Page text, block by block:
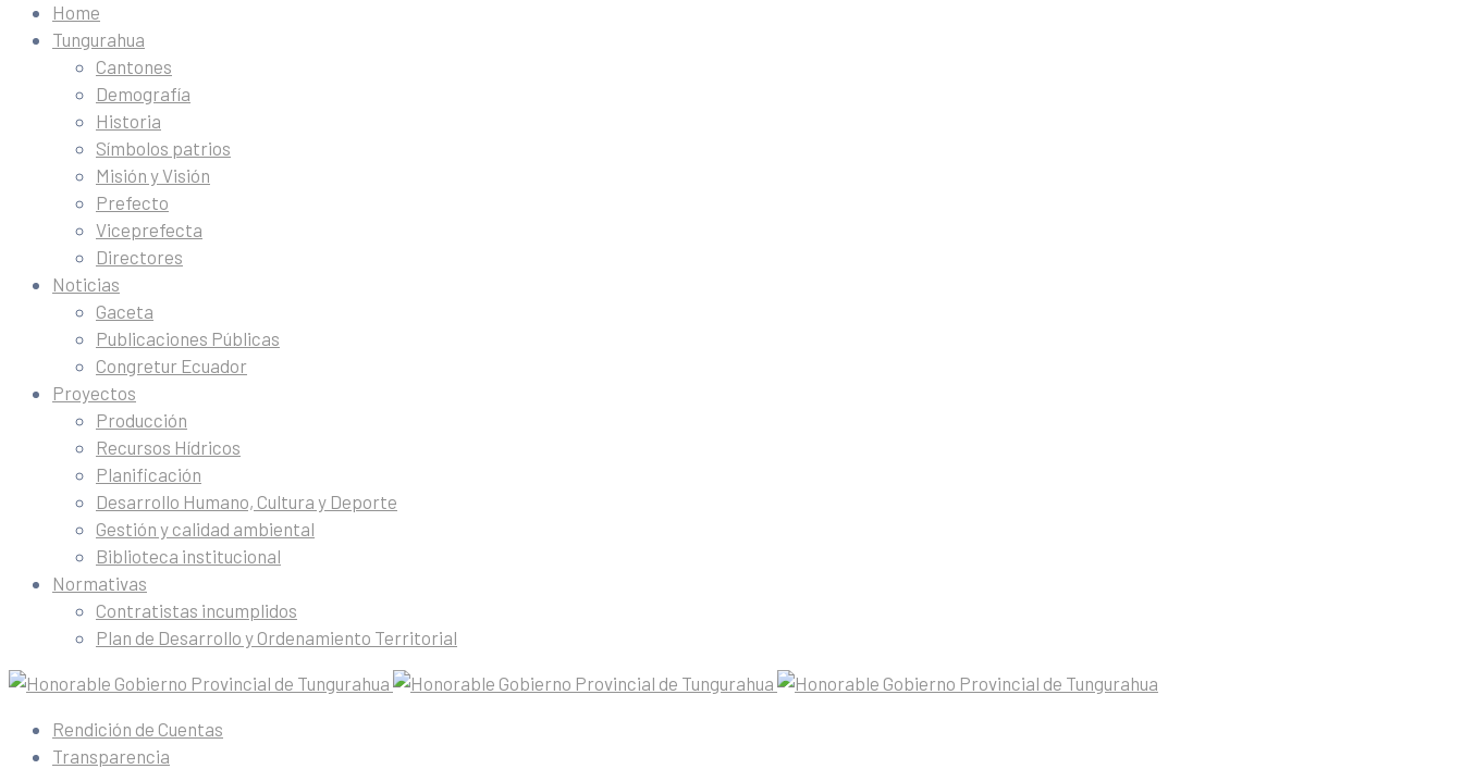
Home
Tungurahua
Cantones
Demografía
Historia
Símbolos patrios
Misión y Visión
Prefecto
Viceprefecta
Directores
Noticias
Gaceta
Publicaciones Públicas
Congretur Ecuador
Proyectos
Producción
Recursos Hídricos
Planificación
Desarrollo Humano, Cultura y Deporte
Gestión y calidad ambiental
Biblioteca institucional
Normativas
Contratistas incumplidos
Plan de Desarrollo y Ordenamiento Territorial
Rendición de Cuentas
Transparencia